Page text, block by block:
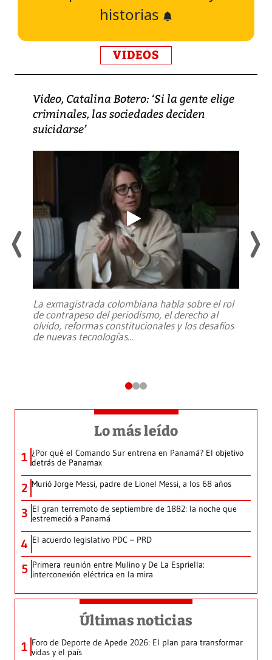
historias
VIDEOS
Video, Catalina Botero: ‘Si la gente elige
criminales, las sociedades deciden
suicidarse’
La exmagistrada colombiana habla sobre el rol
de contrapeso del periodismo, el derecho al
olvido, reformas constitucionales y los desafíos
de nuevas tecnologías...
Lo más leído
1 ¿Por qué el Comando Sur entrena en Panamá? El objetivo
detrás de Panamax
2 Murió Jorge Messi, padre de Lionel Messi, a los 68 años
3 El gran terremoto de septiembre de 1882: la noche que
estremeció a Panamá
4 El acuerdo legislativo PDC – PRD
5 Primera reunión entre Mulino y De La Espriella:
interconexión eléctrica en la mira
Últimas noticias
1 Foro de Deporte de Apede 2026: El plan para transformar
vidas y el país